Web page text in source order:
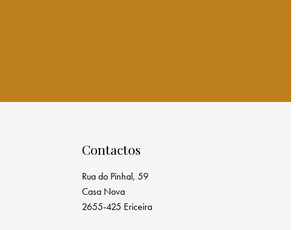
Contactos
Rua do Pinhal, 59
Casa Nova
2655-425 Ericeira